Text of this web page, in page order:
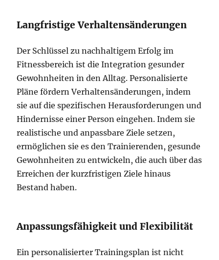
Langfristige Verhaltensänderungen
Der Schlüssel zu nachhaltigem Erfolg im
Fitnessbereich ist die Integration gesunder
Gewohnheiten in den Alltag. Personalisierte
Pläne fördern Verhaltensänderungen, indem
sie auf die spezifischen Herausforderungen und
Hindernisse einer Person eingehen. Indem sie
realistische und anpassbare Ziele setzen,
ermöglichen sie es den Trainierenden, gesunde
Gewohnheiten zu entwickeln, die auch über das
Erreichen der kurzfristigen Ziele hinaus
Bestand haben.
Anpassungsfähigkeit und Flexibilität
Ein personalisierter Trainingsplan ist nicht